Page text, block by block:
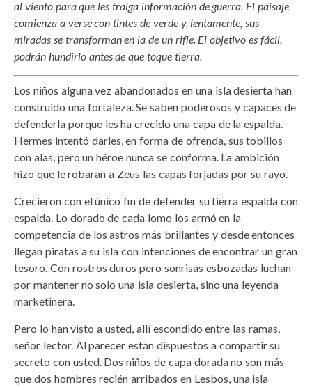
al viento para que les traiga información de guerra. El paisaje
comienza a verse con tintes de verde y, lentamente, sus
miradas se transforman en la de un rifle. El objetivo es fácil,
podrán hundirlo antes de que toque tierra.
Los niños alguna vez abandonados en una isla desierta han
construido una fortaleza. Se saben poderosos y capaces de
defenderla porque les ha crecido una capa de la espalda.
Hermes intentó darles, en forma de ofrenda, sus tobillos
con alas, pero un héroe nunca se conforma. La ambición
hizo que le robaran a Zeus las capas forjadas por su rayo.
Crecieron con el único fin de defender su tierra espalda con
espalda. Lo dorado de cada lomo los armó en la
competencia de los astros más brillantes y desde entonces
llegan piratas a su isla con intenciones de encontrar un gran
tesoro. Con rostros duros pero sonrisas esbozadas luchan
por mantener no solo una isla desierta, sino una leyenda
marketinera.
Pero lo han visto a usted, allí escondido entre las ramas,
señor lector. Al parecer están dispuestos a compartir su
secreto con usted. Dos niños de capa dorada no son más
que dos hombres recién arribados en Lesbos, una isla